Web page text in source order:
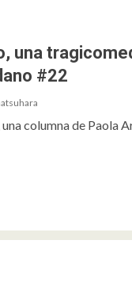
una
#22
columna de Paola